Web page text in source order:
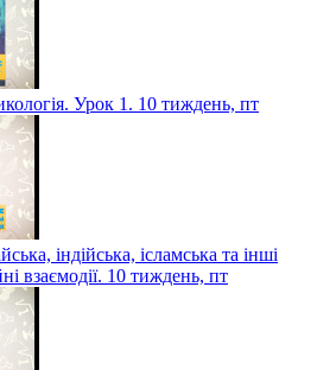
Урок 1. 10 тиждень, пт
індійська, ісламська та інші
взаємодії. 10 тиждень, пт